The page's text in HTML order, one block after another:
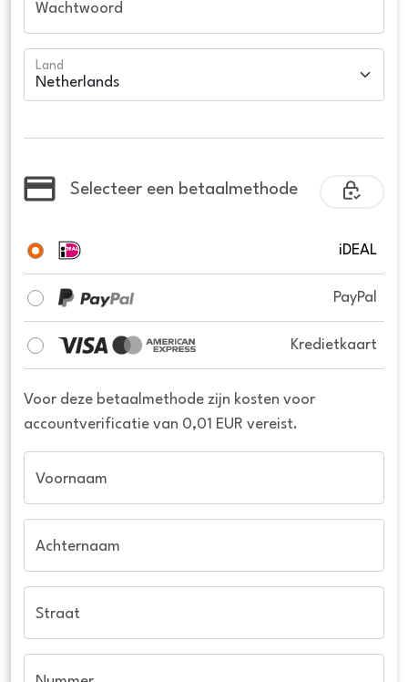
Wachtwoord
Land
Selecteer een betaalmethode
iDEAL
PayPal
Kredietkaart
Voor deze betaalmethode zijn kosten voor
accountverificatie van 0,01 EUR vereist.
Voornaam
Achternaam
Straat